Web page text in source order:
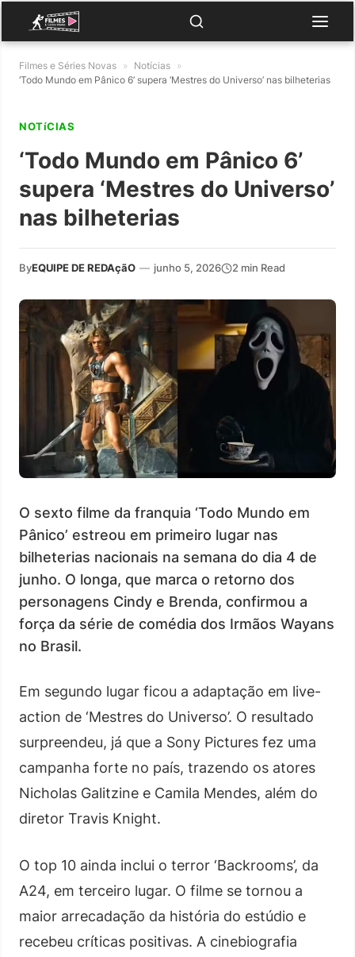
Filmes e Séries Novas » Notícias »
‘Todo Mundo em Pânico 6’ supera ‘Mestres do Universo’ nas bilheterias
NOTíCIAS
‘Todo Mundo em Pânico 6’
supera ‘Mestres do Universo’
nas bilheterias
ByEQUIPE DE REDAçãO — junho 5, 2026 2 min Read
O sexto filme da franquia ‘Todo Mundo em
Pânico’ estreou em primeiro lugar nas
bilheterias nacionais na semana do dia 4 de
junho. O longa, que marca o retorno dos
personagens Cindy e Brenda, confirmou a
força da série de comédia dos Irmãos Wayans
no Brasil.
Em segundo lugar ficou a adaptação em live-
action de ‘Mestres do Universo’. O resultado
surpreendeu, já que a Sony Pictures fez uma
campanha forte no país, trazendo os atores
Nicholas Galitzine e Camila Mendes, além do
diretor Travis Knight.
O top 10 ainda inclui o terror ‘Backrooms’, da
A24, em terceiro lugar. O filme se tornou a
maior arrecadação da história do estúdio e
recebeu críticas positivas. A cinebiografia